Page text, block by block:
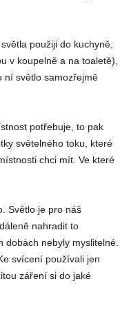
použiji do kuchyně,
v koupelně a na toaletě),
ní světlo samozřejmě
potřebuje, to pak
světelného toku, které
chci mít. Ve které
Světlo je pro náš
nahradit to
nebyly myslitelné.
svícení používali jen
záření si do jaké